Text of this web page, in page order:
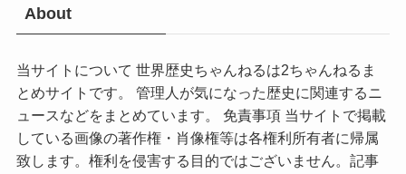
About
当サイトについて 世界歴史ちゃんねるは2ちゃんねるま
とめサイトです。 管理人が気になった歴史に関連するニ
ュースなどをまとめています。 免責事項 当サイトで掲載
している画像の著作権・肖像権等は各権利所有者に帰属
致します。権利を侵害する目的ではございません。記事